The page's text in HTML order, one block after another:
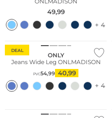
49,99
+ 4
DEAL
ONLY
Jeans Wide Leg ONLMADISON
PVC54,99 40,99
+ 4